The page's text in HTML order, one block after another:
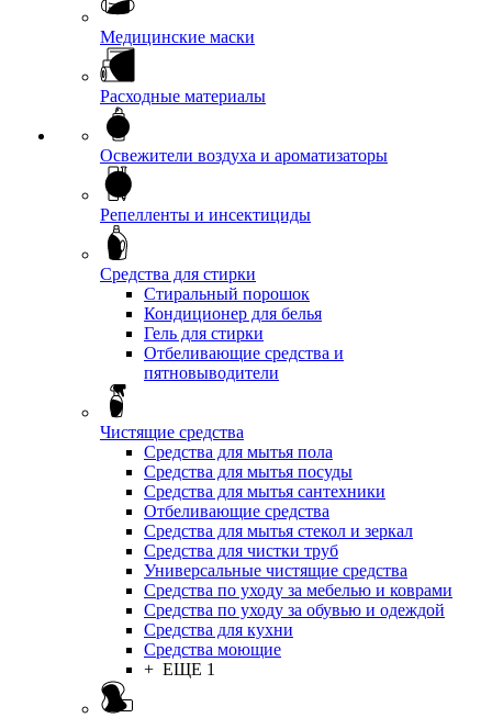
Медицинские маски
Расходные материалы
Освежители воздуха и ароматизаторы
Репелленты и инсектициды
Средства для стирки
Стиральный порошок
Кондиционер для белья
Гель для стирки
Отбеливающие средства и
пятновыводители
Чистящие средства
Средства для мытья пола
Средства для мытья посуды
Средства для мытья сантехники
Отбеливающие средства
Средства для мытья стекол и зеркал
Средства для чистки труб
Универсальные чистящие средства
Средства по уходу за мебелью и коврами
Средства по уходу за обувью и одеждой
Средства для кухни
Средства моющие
+ ЕЩЕ 1